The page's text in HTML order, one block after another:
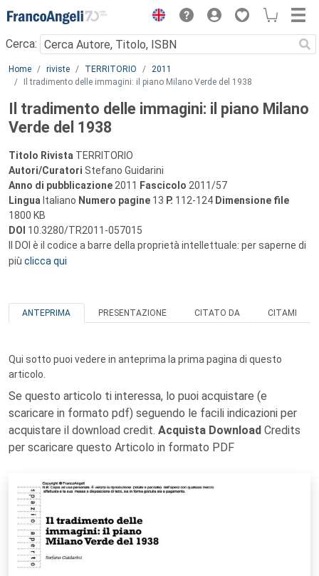
Menu
Cerca:
Main content
Home riviste TERRITORIO
2011
Il tradimento delle immagini: il piano Milano Verde del 1938
Il tradimento delle immagini: il piano Milano
Verde del 1938
Titolo Rivista TERRITORIO
Autori/Curatori Stefano Guidarini
Anno di pubblicazione 2011 Fascicolo 2011/57
Lingua Italiano Numero pagine 13 P. 112-124 Dimensione file
1800 KB
DOI 10.3280/TR2011-057015
Il DOI è il codice a barre della proprietà intellettuale: per saperne di
più clicca qui
ANTEPRIMA PRESENTAZIONE CITATO DA CITAMI
Qui sotto puoi vedere in anteprima la prima pagina di questo
articolo.
Se questo articolo ti interessa, lo puoi acquistare (e
scaricare in formato pdf) seguendo le facili indicazioni per
acquistare il download credit. Acquista Download Credits
per scaricare questo Articolo in formato PDF